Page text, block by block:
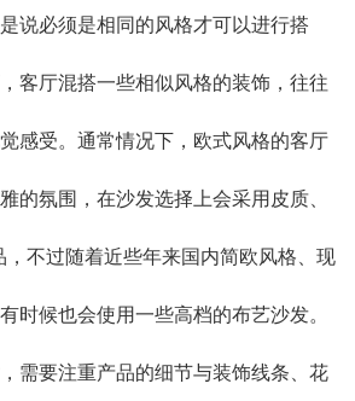
说必须是相同的风格才可以进行搭
客厅混搭一些相似风格的装饰，往往
感受。通常情况下，欧式风格的客厅
的氛围，在沙发选择上会采用皮质、
不过随着近些年来国内简欧风格、现
时候也会使用一些高档的布艺沙发。
需要注重产品的细节与装饰线条、花